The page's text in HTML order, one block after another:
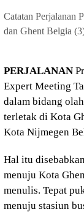
Catatan Perjalanan
dan Ghent Belgia
PERJALANAN
Expert Meeting
dalam bidang
terletak di Kota
Kota Nijmegen
Hal itu
menuju Kota
menulis. Tepat
menuju stasiun